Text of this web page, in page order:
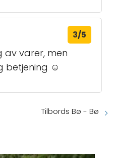
3/5
av varer, men
betjening ☺
Tilbords Bø - Bø